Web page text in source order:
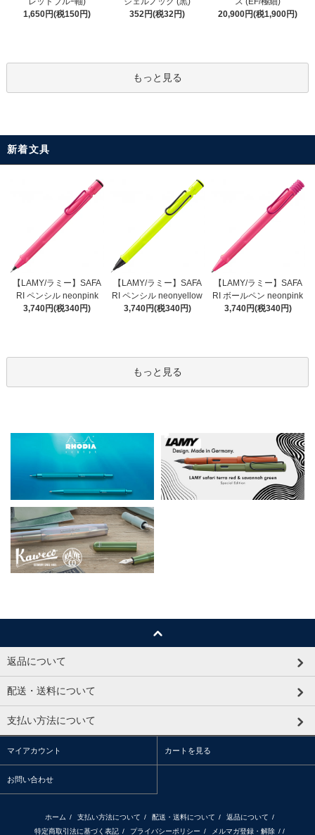
1,650円(税150円)
352円(税32円)
20,900円(税1,900円)
もっと見る
新着文具
【LAMY/ラミー】SAFA
RI ペンシル neonpink
3,740円(税340円)
【LAMY/ラミー】SAFA
RI ペンシル neonyellow
3,740円(税340円)
【LAMY/ラミー】SAFA
RI ボールペン neonpink
3,740円(税340円)
もっと見る
返品について
配送・送料について
支払い方法について
マイアカウント カートを見る
お問い合わせ
ホーム / 支払い方法について / 配送・送料について / 返品について /
特定商取引法に基づく表記 / プライバシーポリシー / メルマガ登録・解除 / /